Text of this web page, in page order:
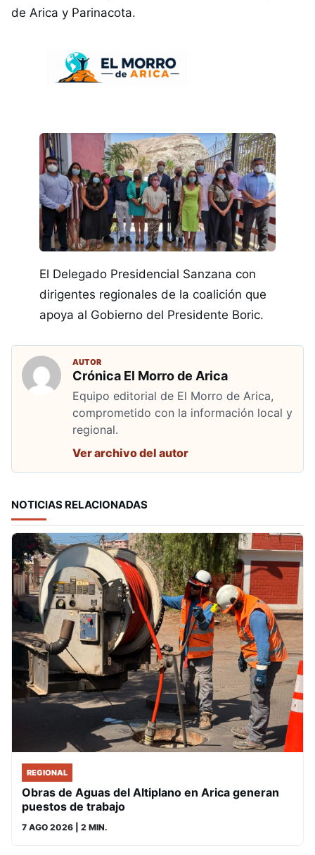
de Arica y Parinacota.
El Delegado Presidencial Sanzana con
dirigentes regionales de la coalición que
apoya al Gobierno del Presidente Boric.
AUTOR
Crónica El Morro de Arica
Equipo editorial de El Morro de Arica,
comprometido con la información local y
regional.
Ver archivo del autor
NOTICIAS RELACIONADAS
REGIONAL
Obras de Aguas del Altiplano en Arica generan
puestos de trabajo
7 AGO 2026 | 2 MIN.